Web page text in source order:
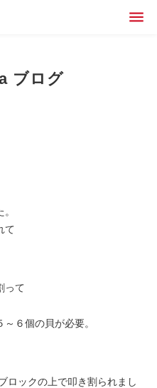
ブログ
て
って
６個の貝が必要。
ロックの上で叩き割られまし